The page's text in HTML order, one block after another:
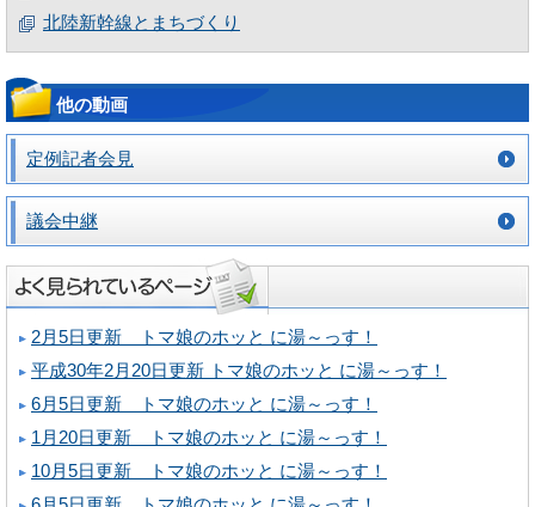
北陸新幹線とまちづくり
他の動画
定例記者会見
議会中継
2月5日更新 トマ娘のホッと に湯～っす！
平成30年2月20日更新 トマ娘のホッと に湯～っす！
6月5日更新 トマ娘のホッと に湯～っす！
1月20日更新 トマ娘のホッと に湯～っす！
10月5日更新 トマ娘のホッと に湯～っす！